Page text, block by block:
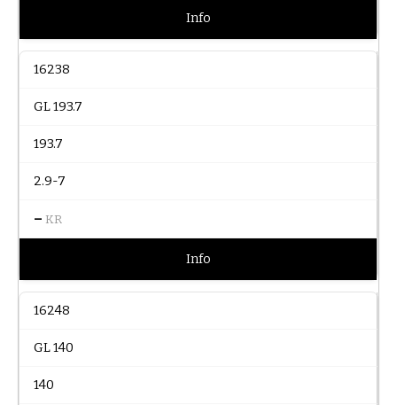
Info
16238
GL 193.7
193.7
2.9-7
– KR
Info
16248
GL 140
140